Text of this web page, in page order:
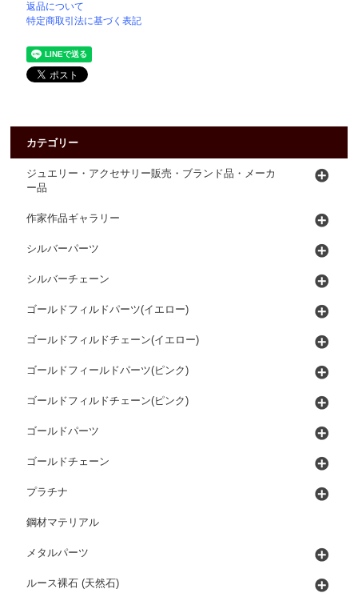
返品について
特定商取引法に基づく表記
カテゴリー
ジュエリー・アクセサリー販売・ブランド品・メーカ
ー品
作家作品ギャラリー
シルバーパーツ
シルバーチェーン
ゴールドフィルドパーツ(イエロー)
ゴールドフィルドチェーン(イエロー)
ゴールドフィールドパーツ(ピンク)
ゴールドフィルドチェーン(ピンク)
ゴールドパーツ
ゴールドチェーン
プラチナ
鋼材マテリアル
メタルパーツ
ルース裸石 (天然石)